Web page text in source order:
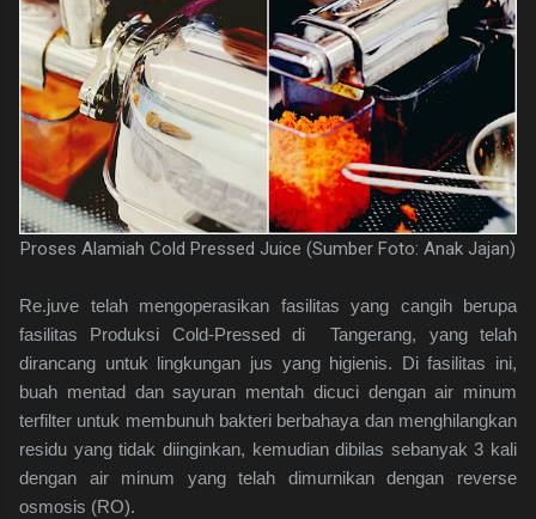
Proses Alamiah Cold Pressed Juice (Sumber Foto: Anak Jajan)
Re.juve telah mengoperasikan fasilitas yang cangih berupa
fasilitas Produksi Cold-Pressed di Tangerang, yang telah
dirancang untuk lingkungan jus yang higienis. Di fasilitas ini,
buah mentad dan sayuran mentah dicuci dengan air minum
terfilter untuk membunuh bakteri berbahaya dan menghilangkan
residu yang tidak diinginkan, kemudian dibilas sebanyak 3 kali
dengan air minum yang telah dimurnikan dengan reverse
osmosis (RO).